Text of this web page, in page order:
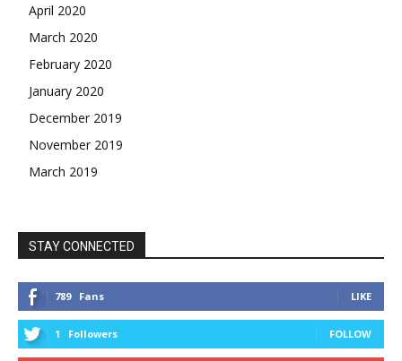
April 2020
March 2020
February 2020
January 2020
December 2019
November 2019
March 2019
STAY CONNECTED
789 Fans LIKE
1 Followers FOLLOW